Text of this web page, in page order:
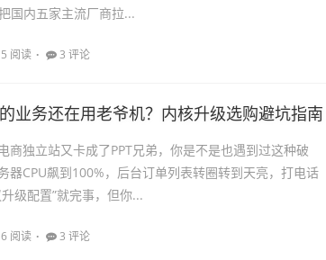
国内五家主流厂商拉...
5 阅读 3 评论
业务还在用老爷机？内核升级选购避坑指南
商独立站又卡成了PPT兄弟，你是不是也遇到过这种破
器CPU飙到100%，后台订单列表转圈转到天亮，打电话
级配置”就完事，但你...
6 阅读 3 评论